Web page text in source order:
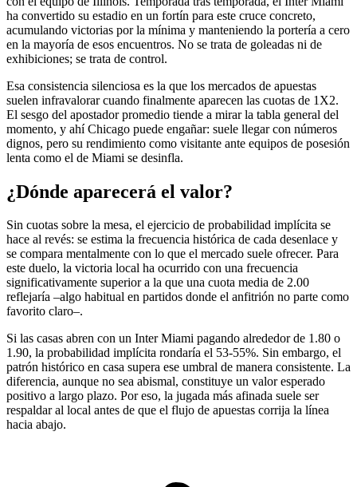
ha convertido su estadio en un fortín para este cruce concreto,
acumulando victorias por la mínima y manteniendo la portería a cero
en la mayoría de esos encuentros. No se trata de goleadas ni de
exhibiciones; se trata de control.
Esa consistencia silenciosa es la que los mercados de apuestas
suelen infravalorar cuando finalmente aparecen las cuotas de 1X2.
El sesgo del apostador promedio tiende a mirar la tabla general del
momento, y ahí Chicago puede engañar: suele llegar con números
dignos, pero su rendimiento como visitante ante equipos de posesión
lenta como el de Miami se desinfla.
¿Dónde aparecerá el valor?
Sin cuotas sobre la mesa, el ejercicio de probabilidad implícita se
hace al revés: se estima la frecuencia histórica de cada desenlace y
se compara mentalmente con lo que el mercado suele ofrecer. Para
este duelo, la victoria local ha ocurrido con una frecuencia
significativamente superior a la que una cuota media de 2.00
reflejaría –algo habitual en partidos donde el anfitrión no parte como
favorito claro–.
Si las casas abren con un Inter Miami pagando alrededor de 1.80 o
1.90, la probabilidad implícita rondaría el 53-55%. Sin embargo, el
patrón histórico en casa supera ese umbral de manera consistente. La
diferencia, aunque no sea abismal, constituye un valor esperado
positivo a largo plazo. Por eso, la jugada más afinada suele ser
respaldar al local antes de que el flujo de apuestas corrija la línea
hacia abajo.